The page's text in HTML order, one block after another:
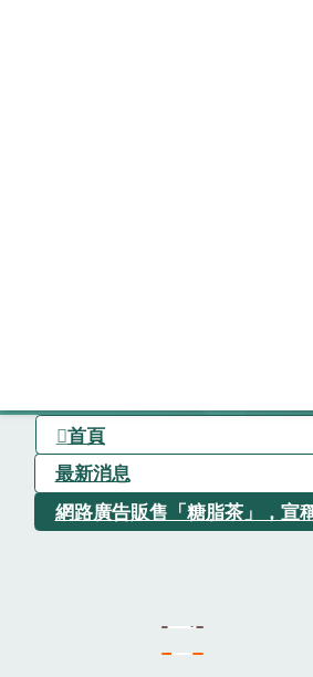
首頁
最新消息
網路廣告販售「糖脂茶」，宣